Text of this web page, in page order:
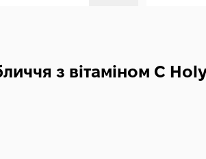
з вітаміном С